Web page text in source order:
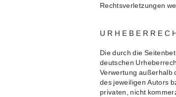
Rechtsverletzungen
Die durch die
deutschen
Verwertung außerhalb
des jeweiligen Autors
privaten, nicht